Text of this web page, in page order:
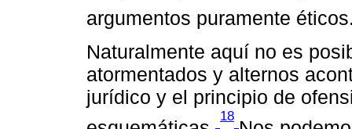
argumentos puramente
Naturalmente aquí no es
atormentados y alternos
jurídico y el principio de
18